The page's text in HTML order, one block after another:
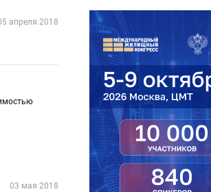
апреля 2018
03 мая 2018